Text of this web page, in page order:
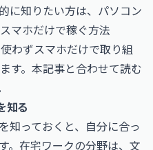
に知りたい方は、 パソコン
マホだけで稼ぐ方法
わずスマホだけで取り組
す。本記事と合わせて読む
知る
知っておくと、自分に合っ
。在宅ワークの分野は、文